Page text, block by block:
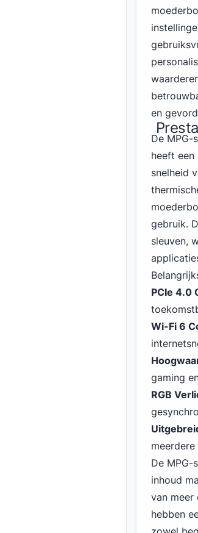
en
De
heeft
snelheid
gebruik.
sleuven,
PCIe 4.0
Wi-Fi 6
gaming
RGB
De MPG-
inhoud
van meer
hebben